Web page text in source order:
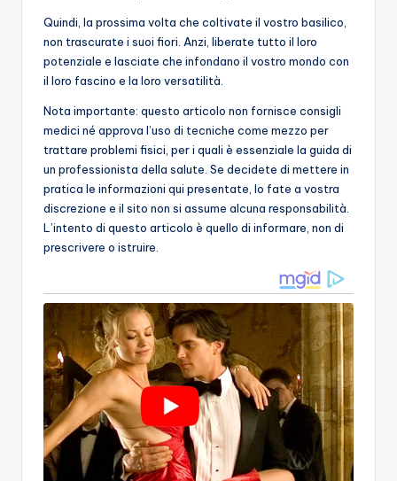
Quindi, la prossima volta che coltivate il vostro basilico,
non trascurate i suoi fiori. Anzi, liberate tutto il loro
potenziale e lasciate che infondano il vostro mondo con
il loro fascino e la loro versatilità.
Nota importante: questo articolo non fornisce consigli
medici né approva l’uso di tecniche come mezzo per
trattare problemi fisici, per i quali è essenziale la guida di
un professionista della salute. Se decidete di mettere in
pratica le informazioni qui presentate, lo fate a vostra
discrezione e il sito non si assume alcuna responsabilità.
L’intento di questo articolo è quello di informare, non di
prescrivere o istruire.